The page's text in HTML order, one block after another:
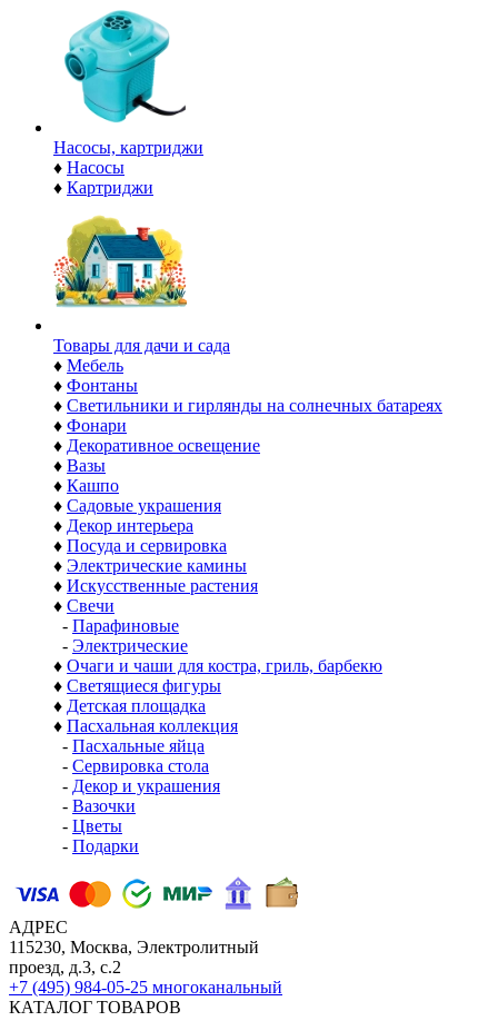
Насосы, картриджи
♦ Насосы
♦ Картриджи
Товары для дачи и сада
♦ Мебель
♦ Фонтаны
♦ Светильники и гирлянды на солнечных батареях
♦ Фонари
♦ Декоративное освещение
♦ Вазы
♦ Кашпо
♦ Садовые украшения
♦ Декор интерьера
♦ Посуда и сервировка
♦ Электрические камины
♦ Искусственные растения
♦ Свечи
- Парафиновые
- Электрические
♦ Очаги и чаши для костра, гриль, барбекю
♦ Светящиеся фигуры
♦ Детская площадка
♦ Пасхальная коллекция
- Пасхальные яйца
- Сервировка стола
- Декор и украшения
- Вазочки
- Цветы
- Подарки
АДРЕС
115230, Москва, Электролитный
проезд, д.3, с.2
+7 (495) 984-05-25 многоканальный
КАТАЛОГ ТОВАРОВ